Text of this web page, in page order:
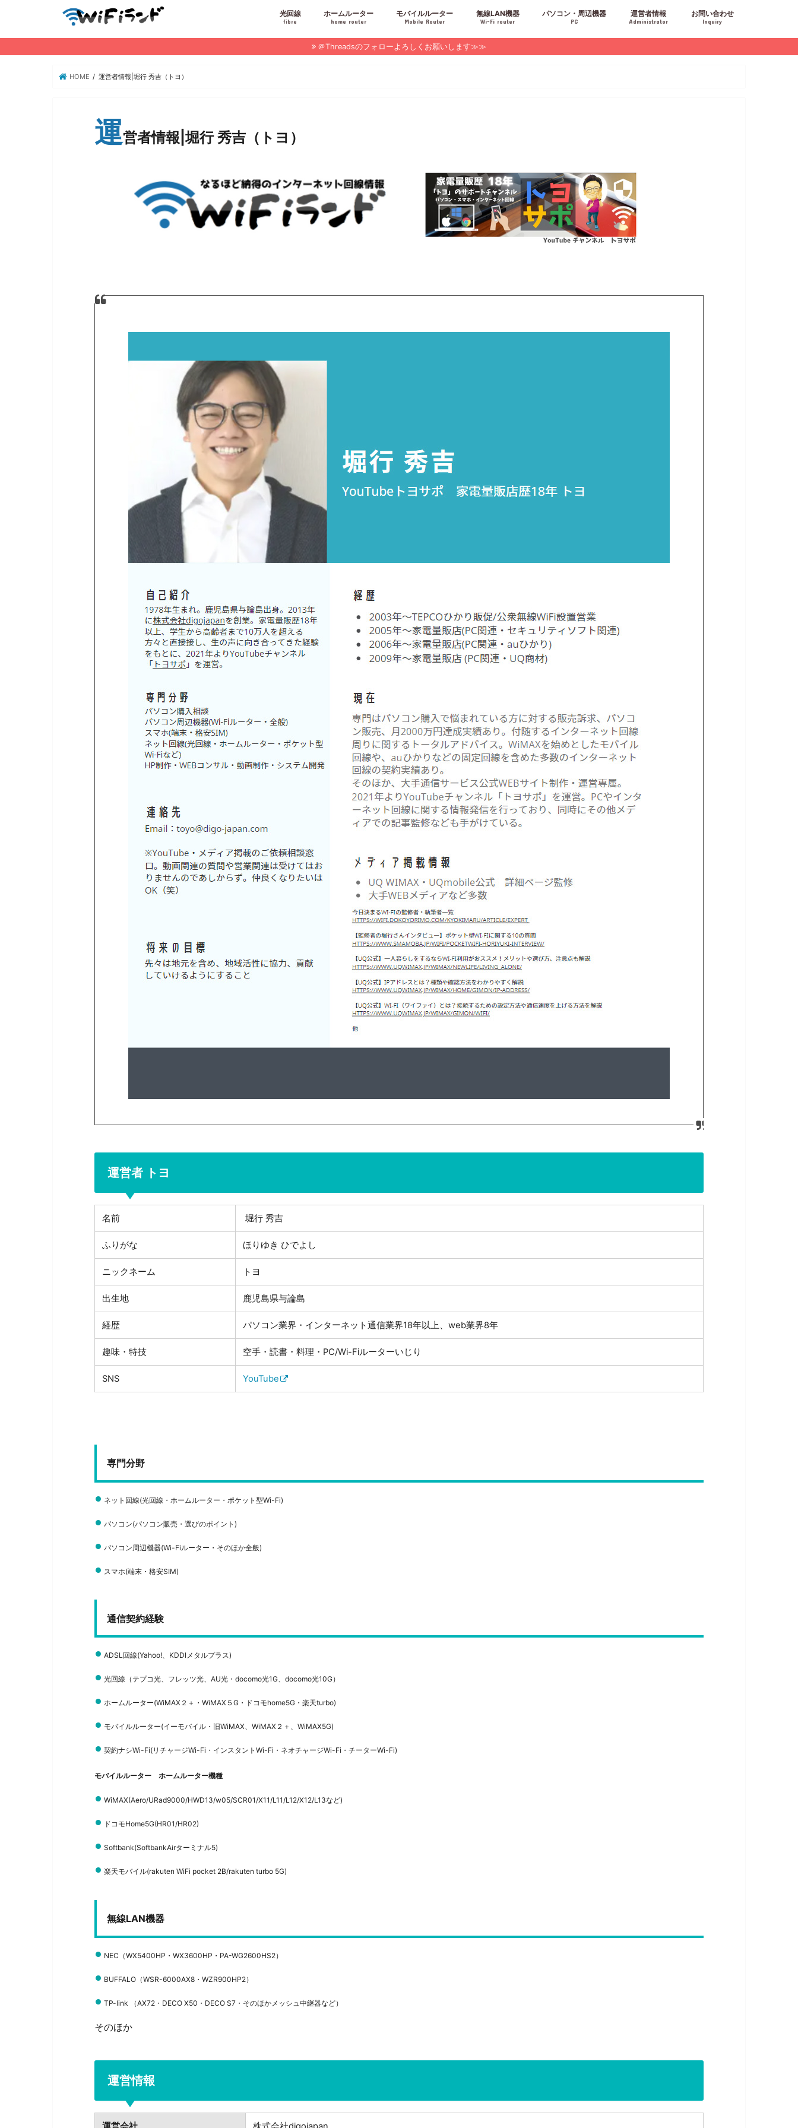
光回線
fibre
ホームルーター
home router
モバイルルーター
Mobile Router
無線LAN機器
Wi-Fi router
パソコン・周辺機器
PC
運営者情報
Administrator
お問い合わせ
Inquiry
＠Threadsのフォローよろしくお願いします≫≫
HOME 運営者情報|堀行 秀吉（トヨ）
運営者情報|堀行 秀吉（トヨ）
運営者 トヨ
名前 堀行 秀吉
ふりがな ほりゆき ひでよし
ニックネーム トヨ
出生地 鹿児島県与論島
経歴 パソコン業界・インターネット通信業界18年以上、web業界8年
趣味・特技 空手・読書・料理・PC/Wi-Fiルーターいじり
SNS YouTube
専門分野
ネット回線(光回線・ホームルーター・ポケット型Wi-Fi)
パソコン(パソコン販売・選びのポイント)
パソコン周辺機器(Wi-Fiルーター・そのほか全般)
スマホ(端末・格安SIM)
通信契約経験
ADSL回線(Yahoo!、KDDIメタルプラス)
光回線（テプコ光、 フレッツ光、 AU光・ docomo光1G、 docomo光10G）
ホームルーター(WiMAX２＋・WiMAX５G・ドコモhome5G・楽天turbo)
モバイルルーター(イーモバイル・ 旧WiMAX、 WiMAX２＋、 WiMAX5G)
契約ナシWi-Fi(リチャージWi-Fi・インスタントWi-Fi・ネオチャージWi-Fi・チーターWi-Fi)
モバイルルーター ホームルーター機種
WiMAX(Aero/URad9000/HWD13/w05/SCR01/X11/L11/L12/X12/L13など)
ドコモHome5G(HR01/HR02)
Softbank(SoftbankAirターミナル5)
楽天モバイル(rakuten WiFi pocket 2B/rakuten turbo 5G)
無線LAN機器
NEC（WX5400HP・ WX3600HP・ PA-WG2600HS2）
BUFFALO（WSR-6000AX8・ WZR900HP2）
TP-link （AX72・ DECO X50・DECO S7・ そのほかメッシュ中継器など）
そのほか
運営情報